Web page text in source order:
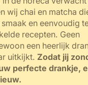
wij chai en matcha
en eenvoudig
recepten. Geen
een heerlijk
uitkijkt. Zodat jij
perfecte drankje,